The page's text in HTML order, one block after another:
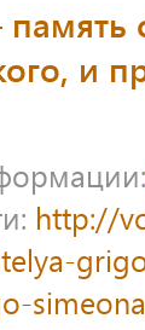
и
http://